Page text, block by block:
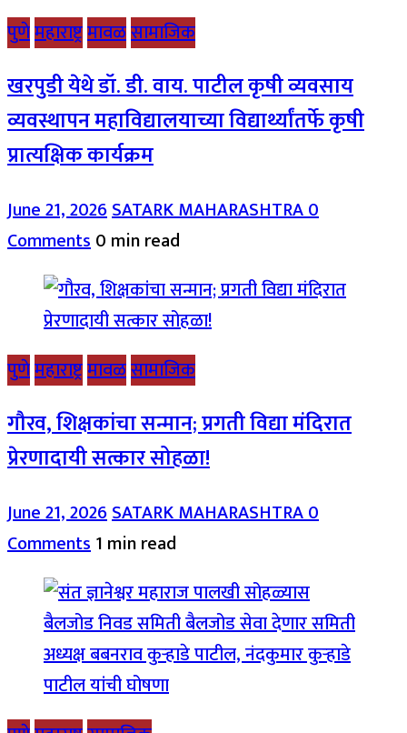
पुणेमहाराष्ट्रमावळसामाजिक
खरपुडी येथे डॉ. डी. वाय. पाटील कृषी व्यवसाय
व्यवस्थापन महाविद्यालयाच्या विद्यार्थ्यांतर्फे कृषी
प्रात्यक्षिक कार्यक्रम
June 21, 2026SATARK MAHARASHTRA0
Comments0 min read
पुणेमहाराष्ट्रमावळसामाजिक
गौरव, शिक्षकांचा सन्मान; प्रगती विद्या मंदिरात
प्रेरणादायी सत्कार सोहळा!
June 21, 2026SATARK MAHARASHTRA0
Comments1 min read